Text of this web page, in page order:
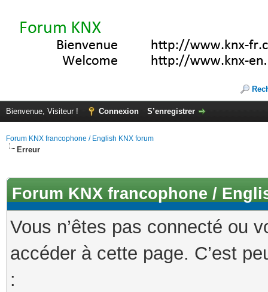
Bienvenue, Visiteur ! Connexion S’enregistrer
Forum KNX francophone / English KNX forum
Erreur
Forum KNX francophone /
Vous n’êtes pas connecté ou
accéder à cette page. C’est
: